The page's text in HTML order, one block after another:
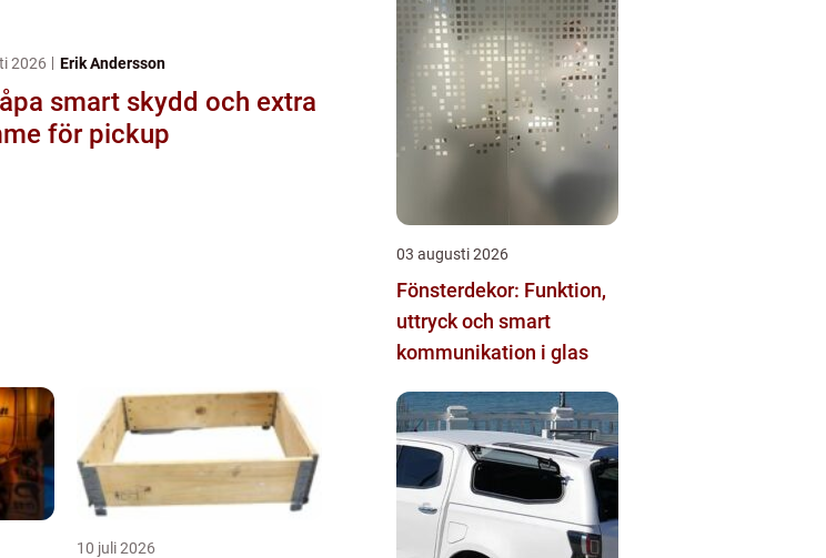
2026 Erik Andersson
och extra
för pickup
10 juli 2026
03 augusti 2026
Fönsterdekor: Funktion,
uttryck och smart
kommunikation i glas